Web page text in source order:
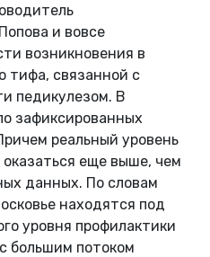
и вовсе
возникновения в
тифа, связанной с
педикулезом. В
зафиксированных
реальный уровень
еще выше, чем
данных. По словам
находятся под
уровня профилактики
большим потоком